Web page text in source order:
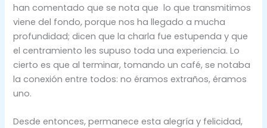
han comentado que se nota que lo que transmitimos
viene del fondo, porque nos ha llegado a mucha
profundidad; dicen que la charla fue estupenda y que
el centramiento les supuso toda una experiencia. Lo
cierto es que al terminar, tomando un café, se notaba
la conexión entre todos: no éramos extraños, éramos
uno.
Desde entonces, permanece esta alegría y felicidad,